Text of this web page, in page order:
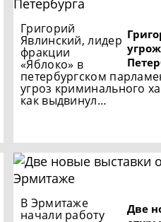
Григорий
Явлинский, лидер
фракции
«Яблоко» в
петербургском
угроз криминального
как выдвинул…
Две
В Эрмитаже
начали работу